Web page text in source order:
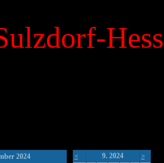
2024 < 9. 2024 >